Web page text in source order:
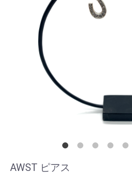
AWST ピアス